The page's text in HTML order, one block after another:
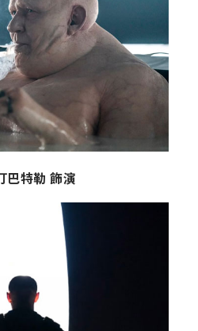
巴特勒 飾演